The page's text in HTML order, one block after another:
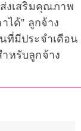
งเสริมคุณภาพ
ได้” ลูกจ้าง
ที่มีประจำเดือน
หรับลูกจ้าง